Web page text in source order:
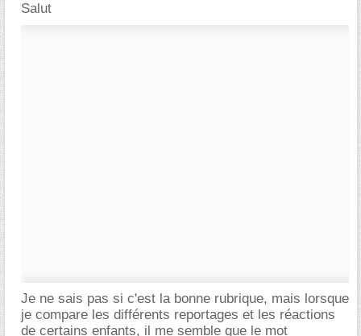
Salut
Je ne sais pas si c'est la bonne rubrique, mais lorsque
je compare les différents reportages et les réactions
de certains enfants, il me semble que le mot